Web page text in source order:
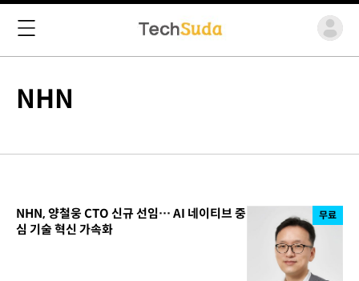
NHN
NHN, 양철웅 CTO 신규 선임… AI 네이티브 중
심 기술 혁신 가속화
무료